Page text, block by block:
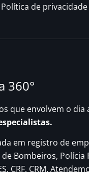
Política de privacidade
360°
que envolvem o dia
em registro de
Bombeiros,
CRF, CRM.